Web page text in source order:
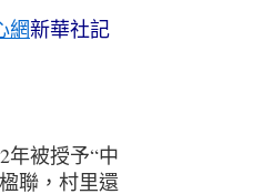
網新華社記
年被授予“中
聯，村里還